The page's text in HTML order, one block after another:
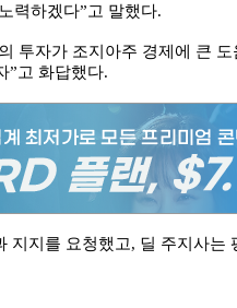
력하겠다”고 말했다.
투자가 조지아주 경제에 큰 도
”고 화답했다.
지지를 요청했고, 딜 주지사는